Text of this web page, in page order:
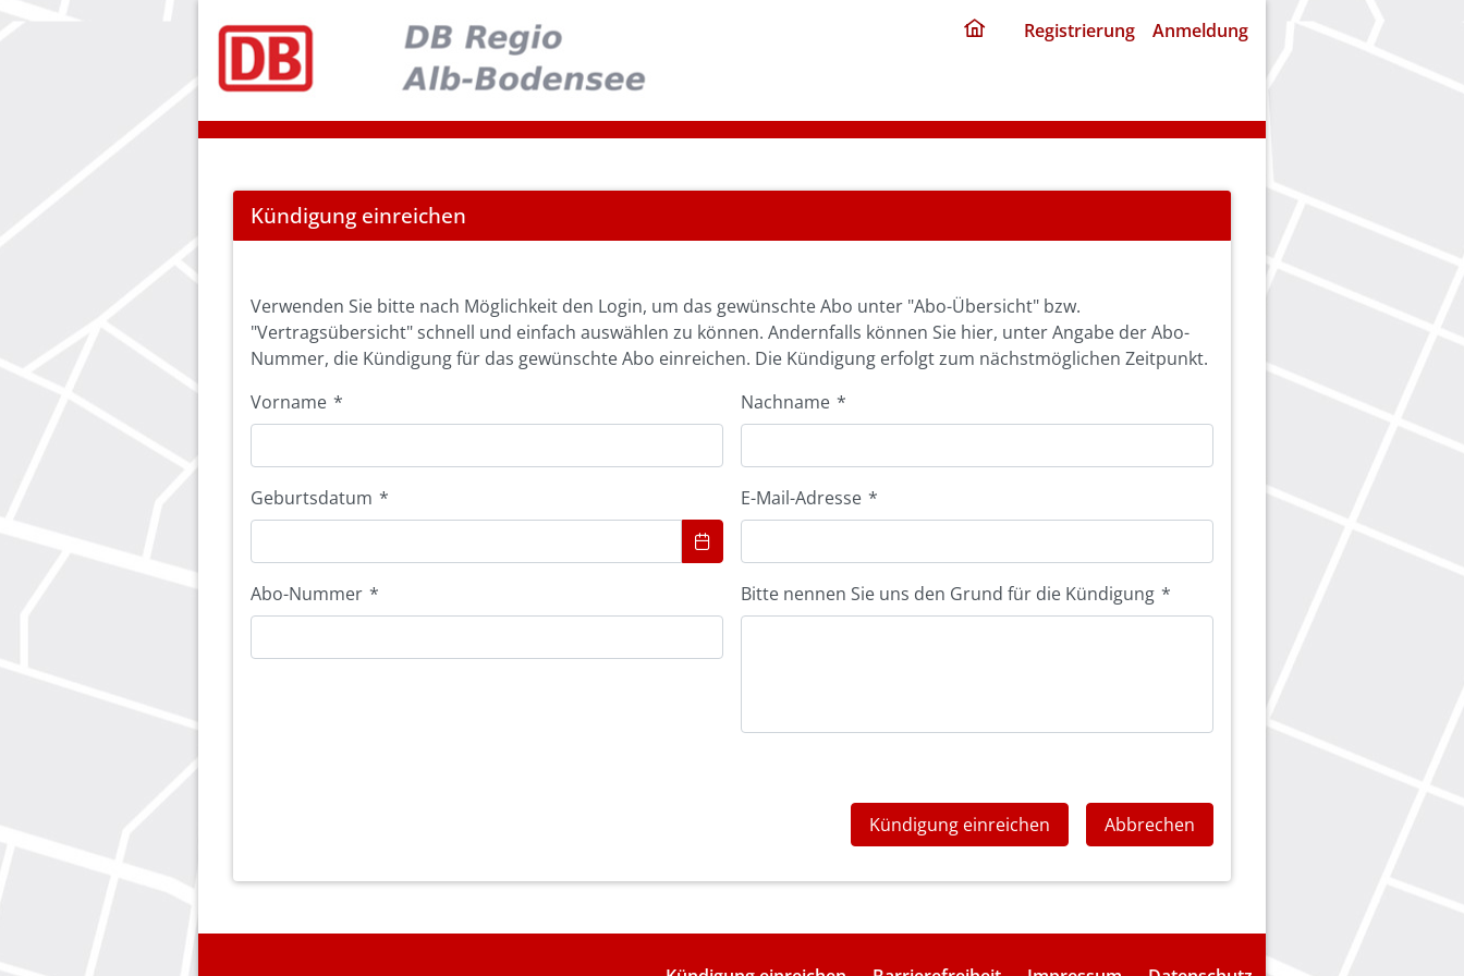
Registrierung Anmeldung
Cancel
Abo
Kündigung einreichen
Verwenden Sie bitte nach Möglichkeit den Login, um das gewünschte Abo unter "Abo-Übersicht" bzw.
"Vertragsübersicht" schnell und einfach auswählen zu können. Andernfalls können Sie hier, unter Angabe der Abo-
Nummer, die Kündigung für das gewünschte Abo einreichen. Die Kündigung erfolgt zum nächstmöglichen Zeitpunkt.
Vorname * Nachname *
Geburtsdatum * E-Mail-Adresse *
Abo-Nummer * Bitte nennen Sie uns den Grund für die Kündigung *
Kündigung einreichen Abbrechen